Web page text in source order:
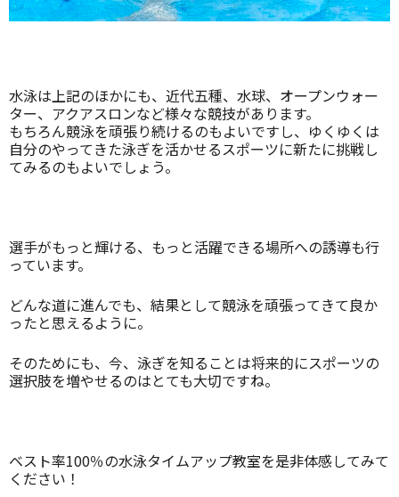
水泳は上記のほかにも、近代五種、水球、オープンウォー
ター、アクアスロンなど様々な競技があります。
もちろん競泳を頑張り続けるのもよいですし、ゆくゆくは
自分のやってきた泳ぎを活かせるスポーツに新たに挑戦し
てみるのもよいでしょう。
選手がもっと輝ける、もっと活躍できる場所への誘導も行
っています。
どんな道に進んでも、結果として競泳を頑張ってきて良か
ったと思えるように。
そのためにも、今、泳ぎを知ることは将来的にスポーツの
選択肢を増やせるのはとても大切ですね。
ベスト率100％の水泳タイムアップ教室を是非体感してみて
ください！